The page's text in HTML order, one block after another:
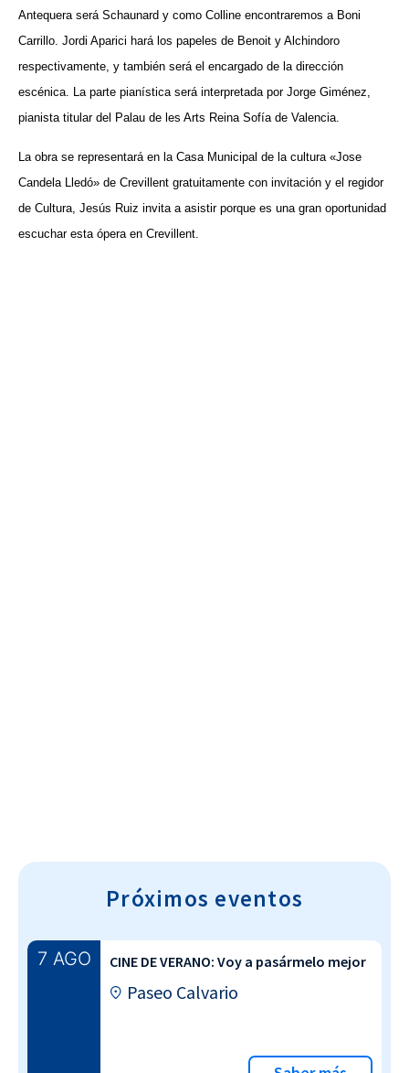
Antequera será Schaunard y como Colline encontraremos a Boni
Carrillo. Jordi Aparici hará los papeles de Benoit y Alchindoro
respectivamente, y también será el encargado de la dirección
escénica. La parte pianística será interpretada por Jorge Giménez,
pianista titular del Palau de les Arts Reina Sofía de Valencia.
La obra se representará en la Casa Municipal de la cultura «Jose
Candela Lledó» de Crevillent gratuitamente con invitación y el regidor
de Cultura, Jesús Ruiz invita a asistir porque es una gran oportunidad
escuchar esta ópera en Crevillent.
Próximos eventos
7 AGO CINE DE VERANO: Voy a pasármelo mejor
Paseo Calvario